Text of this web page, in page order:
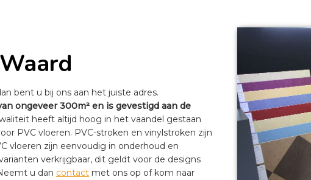
bent u bij ons aan het juiste adres.
ongeveer 300m² en is gevestigd aan de
heeft altijd hoog in het vaandel gestaan
PVC vloeren. PVC-stroken en vinylstroken zijn
vloeren zijn eenvoudig in onderhoud en
verkrijgbaar, dit geldt voor de designs
u dan contact met ons op of kom naar